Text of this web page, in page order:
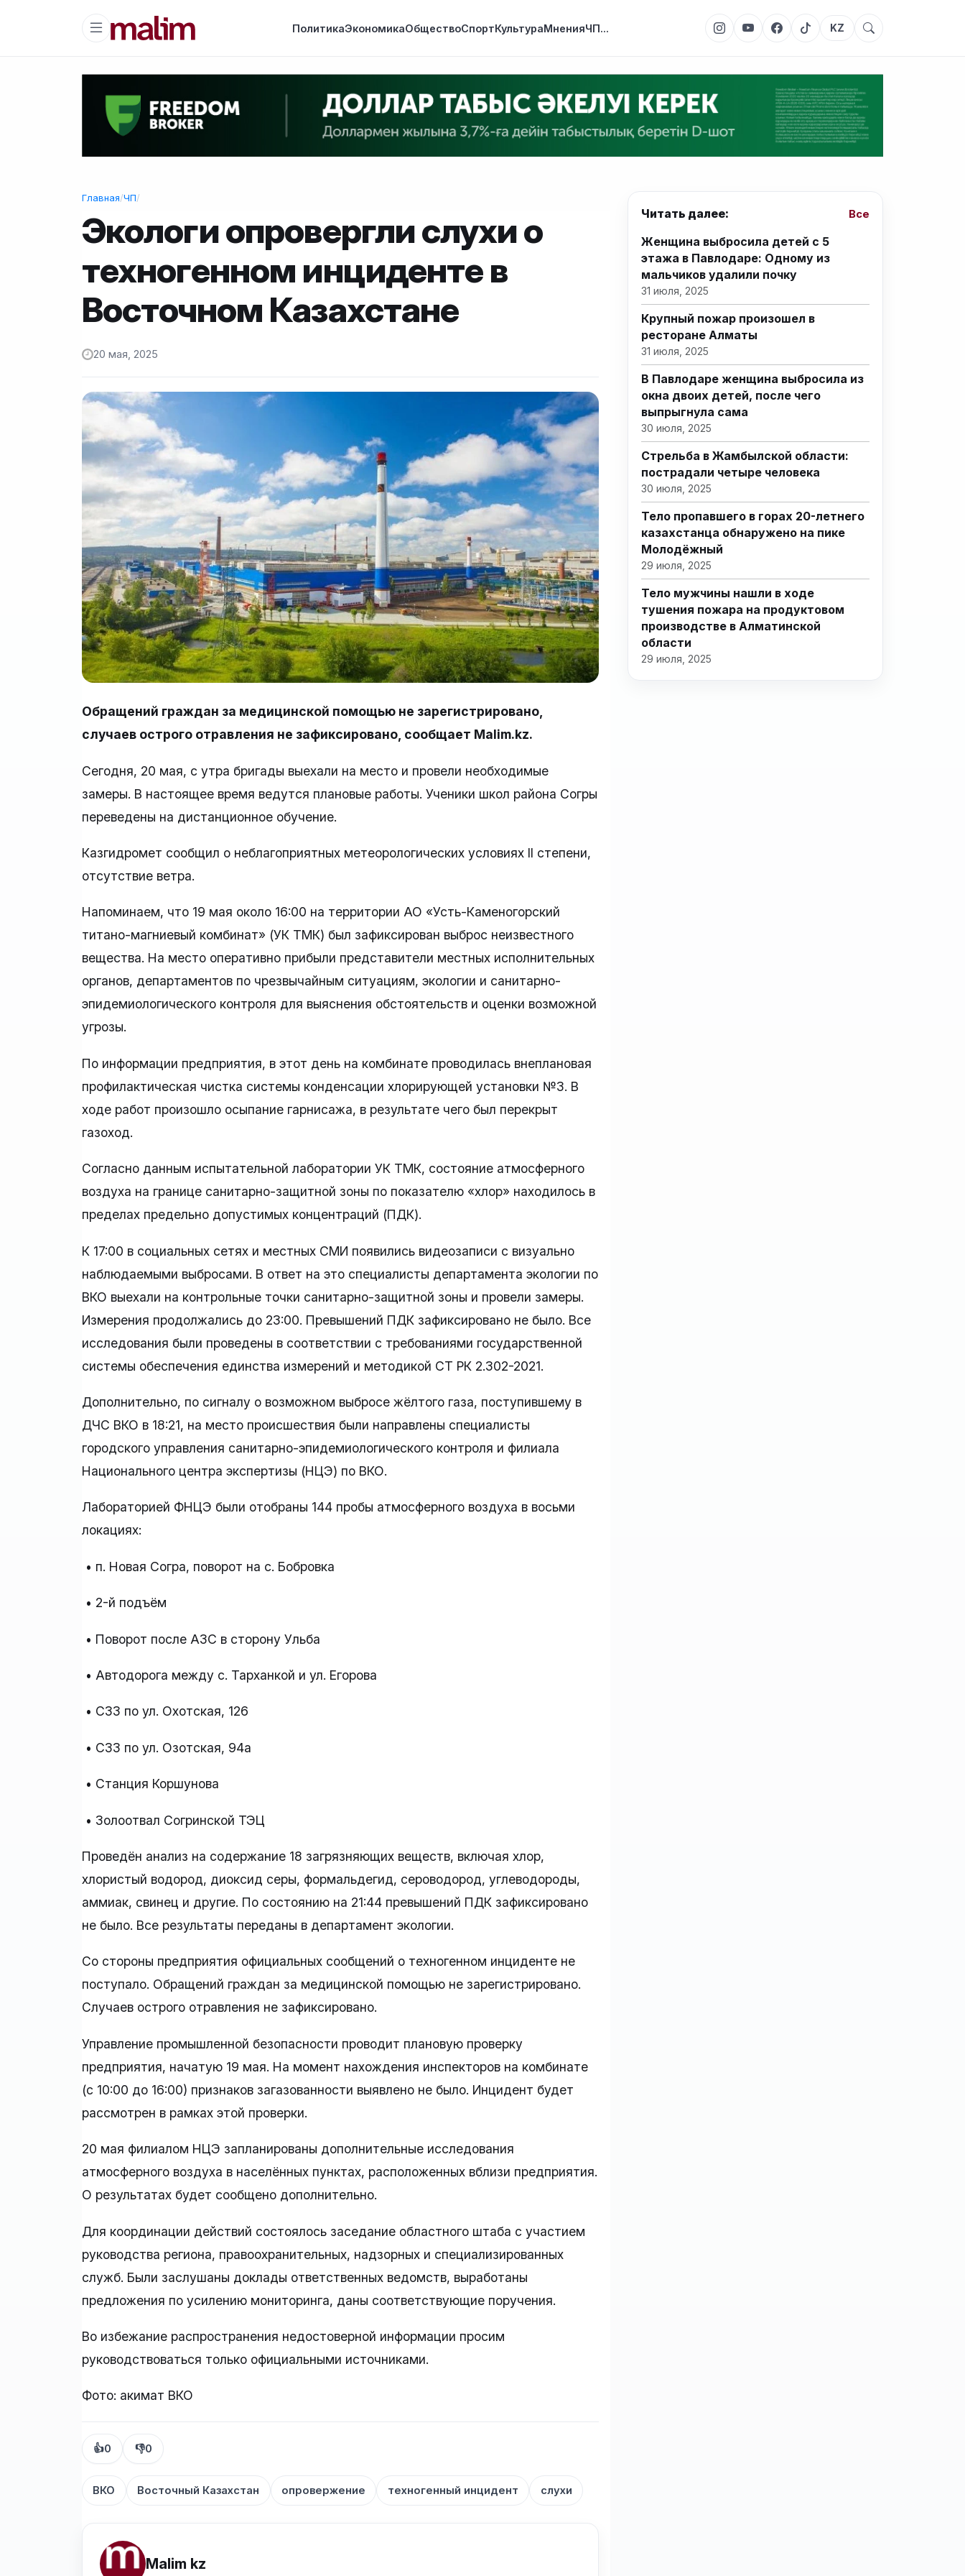
ПолитикаЭкономикаОбществоСпортКультураМненияЧП... KZ
Главная/ЧП/
Экологи опровергли слухи о
техногенном инциденте в
Восточном Казахстане
20 мая, 2025
Обращений граждан за медицинской помощью не зарегистрировано,
случаев острого отравления не зафиксировано, сообщает Malim.kz.
Сегодня, 20 мая, с утра бригады выехали на место и провели необходимые
замеры. В настоящее время ведутся плановые работы. Ученики школ района Согры
переведены на дистанционное обучение.
Казгидромет сообщил о неблагоприятных метеорологических условиях II степени,
отсутствие ветра.
Напоминаем, что 19 мая около 16:00 на территории АО «Усть-Каменогорский
титано-магниевый комбинат» (УК ТМК) был зафиксирован выброс неизвестного
вещества. На место оперативно прибыли представители местных исполнительных
органов, департаментов по чрезвычайным ситуациям, экологии и санитарно-
эпидемиологического контроля для выяснения обстоятельств и оценки возможной
угрозы.
По информации предприятия, в этот день на комбинате проводилась внеплановая
профилактическая чистка системы конденсации хлорирующей установки №3. В
ходе работ произошло осыпание гарнисажа, в результате чего был перекрыт
газоход.
Согласно данным испытательной лаборатории УК ТМК, состояние атмосферного
воздуха на границе санитарно-защитной зоны по показателю «хлор» находилось в
пределах предельно допустимых концентраций (ПДК).
К 17:00 в социальных сетях и местных СМИ появились видеозаписи с визуально
наблюдаемыми выбросами. В ответ на это специалисты департамента экологии по
ВКО выехали на контрольные точки санитарно-защитной зоны и провели замеры.
Измерения продолжались до 23:00. Превышений ПДК зафиксировано не было. Все
исследования были проведены в соответствии с требованиями государственной
системы обеспечения единства измерений и методикой СТ РК 2.302-2021.
Дополнительно, по сигналу о возможном выбросе жёлтого газа, поступившему в
ДЧС ВКО в 18:21, на место происшествия были направлены специалисты
городского управления санитарно-эпидемиологического контроля и филиала
Национального центра экспертизы (НЦЭ) по ВКО.
Лабораторией ФНЦЭ были отобраны 144 пробы атмосферного воздуха в восьми
локациях:
• п. Новая Согра, поворот на с. Бобровка
• 2-й подъём
• Поворот после АЗС в сторону Ульба
• Автодорога между с. Тарханкой и ул. Егорова
• СЗЗ по ул. Охотская, 126
• СЗЗ по ул. Озотская, 94а
• Станция Коршунова
• Золоотвал Согринской ТЭЦ
Проведён анализ на содержание 18 загрязняющих веществ, включая хлор,
хлористый водород, диоксид серы, формальдегид, сероводород, углеводороды,
аммиак, свинец и другие. По состоянию на 21:44 превышений ПДК зафиксировано
не было. Все результаты переданы в департамент экологии.
Со стороны предприятия официальных сообщений о техногенном инциденте не
поступало. Обращений граждан за медицинской помощью не зарегистрировано.
Случаев острого отравления не зафиксировано.
Управление промышленной безопасности проводит плановую проверку
предприятия, начатую 19 мая. На момент нахождения инспекторов на комбинате
(с 10:00 до 16:00) признаков загазованности выявлено не было. Инцидент будет
рассмотрен в рамках этой проверки.
20 мая филиалом НЦЭ запланированы дополнительные исследования
атмосферного воздуха в населённых пунктах, расположенных вблизи предприятия.
О результатах будет сообщено дополнительно.
Для координации действий состоялось заседание областного штаба с участием
руководства региона, правоохранительных, надзорных и специализированных
служб. Были заслушаны доклады ответственных ведомств, выработаны
предложения по усилению мониторинга, даны соответствующие поручения.
Во избежание распространения недостоверной информации просим
руководствоваться только официальными источниками.
Фото: акимат ВКО
👍0 👎0
ВКО Восточный Казахстан опровержение техногенный инцидент слухи
Malim kz
Читать далее: Все
Женщина выбросила детей с 5
этажа в Павлодаре: Одному из
мальчиков удалили почку
31 июля, 2025
Крупный пожар произошел в
ресторане Алматы
31 июля, 2025
В Павлодаре женщина выбросила из
окна двоих детей, после чего
выпрыгнула сама
30 июля, 2025
Стрельба в Жамбылской области:
пострадали четыре человека
30 июля, 2025
Тело пропавшего в горах 20-летнего
казахстанца обнаружено на пике
Молодёжный
29 июля, 2025
Тело мужчины нашли в ходе
тушения пожара на продуктовом
производстве в Алматинской
области
29 июля, 2025